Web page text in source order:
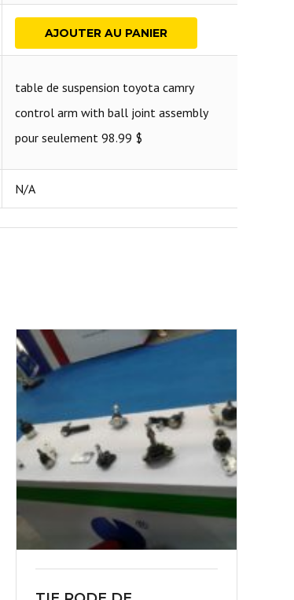
AJOUTER AU PANIER
table de suspension toyota camry
control arm with ball joint assembly
pour seulement 98.99 $
N/A